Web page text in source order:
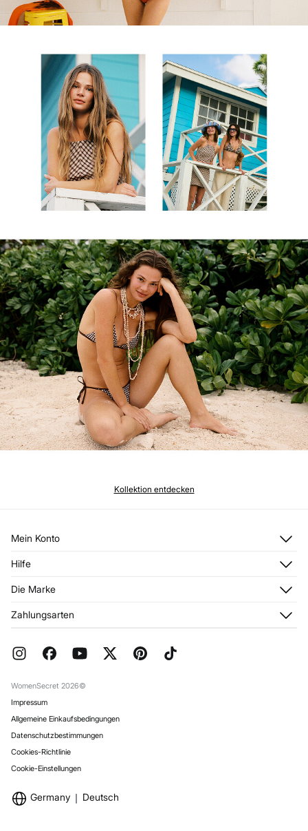
Kollektion entdecken
Mein Konto
Meine Adressen
Hilfe
Aktuelle Rabattaktionen
Geschenkverpackung
Rückgabe und Stornierung
Die Marke
Franchise
Jobangebote
Zahlungsarten
WomenSecret 2026©
Impressum
Allgemeine Einkaufsbedingungen
Datenschutzbestimmungen
Cookies-Richtlinie
Cookie-Einstellungen
Germany Deutsch